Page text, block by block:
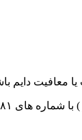
معافیت دایم